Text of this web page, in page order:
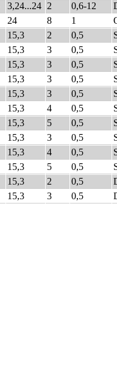
3,24...24 2 0,6-12
24 8 1
15,3 2 0,5
15,3 3 0,5
15,3 3 0,5
15,3 3 0,5
15,3 3 0,5
15,3 4 0,5
15,3 5 0,5
15,3 3 0,5
15,3 4 0,5
15,3 5 0,5
15,3 2 0,5
15,3 3 0,5